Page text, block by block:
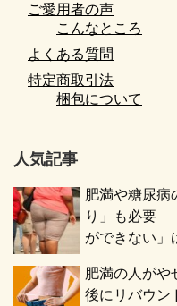
ご愛用者の声
こんなところ
よくある質問
特定商取引法
梱包について
人気記事
肥満や糖尿病
り」も必要
ができない」
肥満の人が
後にリバウ